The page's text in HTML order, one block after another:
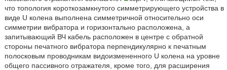
что топология короткозамкнутого симметрирующего устройства в
виде U колена выполнена симметричной относительно оси
симметрии вибратора и горизонтально расположена, а
запитывающий ВЧ кабель расположен в центре с обратной
стороны печатного вибратора перпендикулярно к печатным
полосковым проводникам видоизмененного U колена на уровне
общего пассивного отражателя, кроме того, для расширения